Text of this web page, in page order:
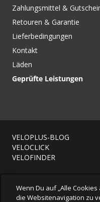
Zahlungsmittel &
Retouren & Garantie
Lieferbedingungen
Kontakt
Läden
Geprüfte Leistungen
VELOPLUS-BLOG
VELOCLICK
VELOFINDER
Wenn Du auf „Alle
die Websitenavigation zu